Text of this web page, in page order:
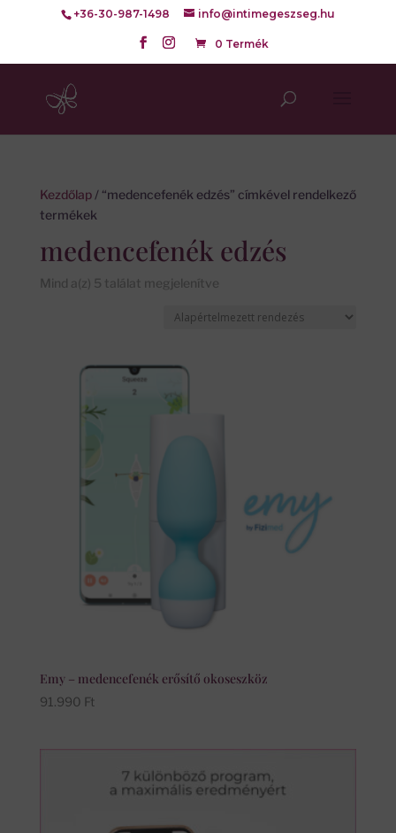
+36-30-987-1498 info@intimegeszseg.hu
0 Termék
Kezdőlap/ “medencefenék edzés” címkével rendelkező
termékek
medencefenék edzés
Mind a(z) 5 találat megjelenítve
Emy – medencefenék erősítő okoseszköz
91.990 Ft